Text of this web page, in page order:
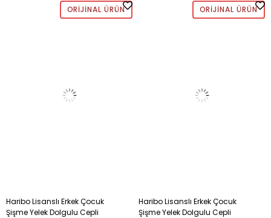
ORIJINAL ÜRÜN
Haribo Lisanslı Erkek Çocuk
Şişme Yelek Dolgulu Cepli
ORIJINAL ÜRÜN
Haribo Lisanslı Erkek Çocuk
Şişme Yelek Dolgulu Cepli